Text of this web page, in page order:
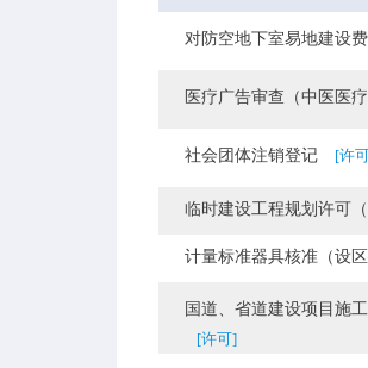
对防空地下室易地建设
医疗广告审查（中医医
社会团体注销登记 [许
临时建设工程规划许可
计量标准器具核准（设
国道、省道建设项目施
[许可]